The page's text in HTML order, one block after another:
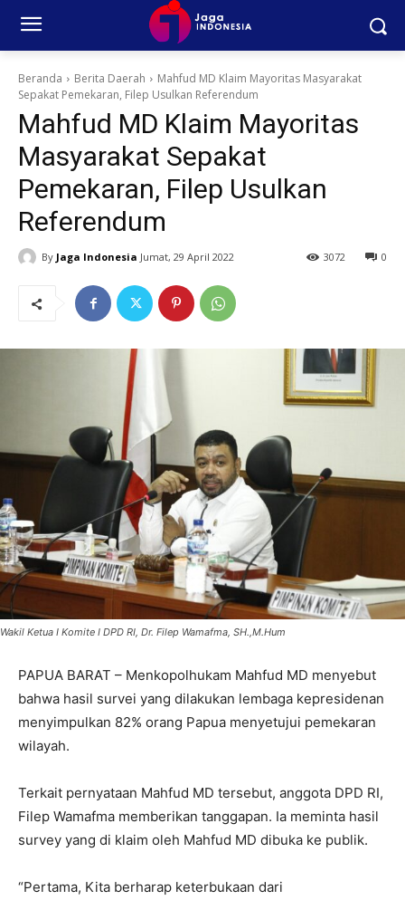
Beranda Berita Daerah
Mahfud MD Klaim Mayoritas Masyarakat
Sepakat Pemekaran, Filep Usulkan Referendum
Mahfud MD Klaim Mayoritas
Masyarakat Sepakat
Pemekaran, Filep Usulkan
Referendum
By Jaga Indonesia Jumat, 29 April 2022 0
3072
Wakil Ketua I Komite I DPD RI, Dr. Filep Wamafma, SH.,M.Hum
PAPUA BARAT – Menkopolhukam Mahfud MD menyebut
bahwa hasil survei yang dilakukan lembaga kepresidenan
menyimpulkan 82% orang Papua menyetujui pemekaran
wilayah.
Terkait pernyataan Mahfud MD tersebut, anggota DPD RI,
Filep Wamafma memberikan tanggapan. Ia meminta hasil
survey yang di klaim oleh Mahfud MD dibuka ke publik.
“Pertama, Kita berharap keterbukaan dari